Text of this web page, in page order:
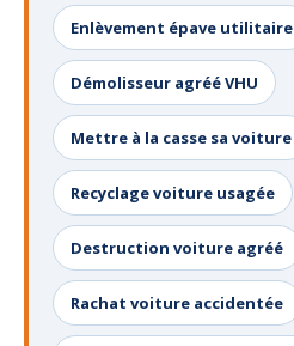
Enlèvement épave utilitaire
Démolisseur agréé VHU
Mettre à la casse sa voiture
Recyclage voiture usagée
Destruction voiture agréé
Rachat voiture accidentée